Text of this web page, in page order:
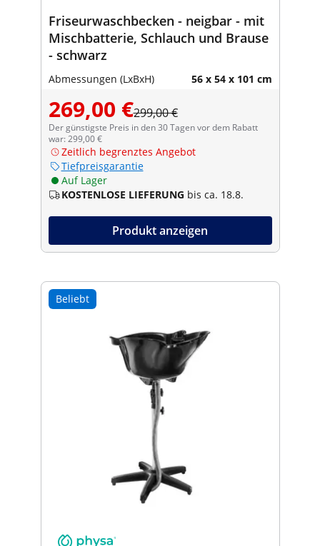
Friseurwaschbecken - neigbar - mit
Mischbatterie, Schlauch und Brause
- schwarz
Abmessungen (LxBxH) 56 x 54 x 101 cm
269,00 €299,00 €
Der günstigste Preis in den 30 Tagen vor dem Rabatt
war: 299,00 €
Zeitlich begrenztes Angebot
Tiefpreisgarantie
Auf Lager
KOSTENLOSE LIEFERUNG bis ca. 18.8.
Produkt anzeigen
Beliebt